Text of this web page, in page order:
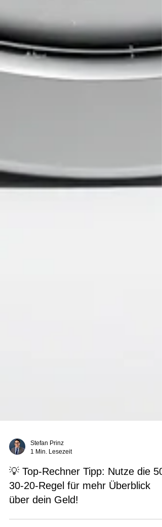
1 Min. Lesezeit
💡 Top-Rechner Tipp: Nutze die 50-
30-20-Regel für mehr Überblick
über dein Geld!